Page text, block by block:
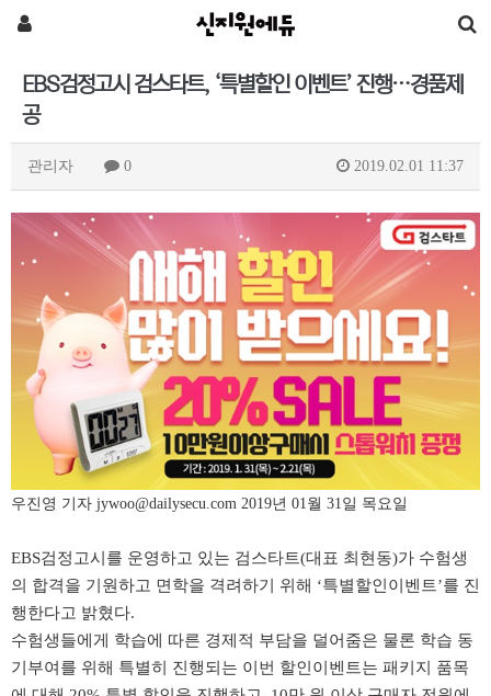
EBS검정고시 검스타트, ‘특별할인 이벤트’ 진행…경품제
공
관리자 0 2019.02.01 11:37
우진영 기자 jywoo@dailysecu.com 2019년 01월 31일 목요일
EBS검정고시를 운영하고 있는 검스타트(대표 최현동)가 수험생
의 합격을 기원하고 면학을 격려하기 위해 ‘특별할인이벤트’를 진
행한다고 밝혔다.
수험생들에게 학습에 따른 경제적 부담을 덜어줌은 물론 학습 동
기부여를 위해 특별히 진행되는 이번 할인이벤트는 패키지 품목